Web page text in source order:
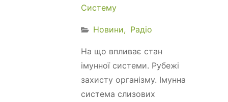
Систему
Новини Радіо
На що впливає стан
імунної системи. Рубежі
захисту організму. Імунна
система слизових